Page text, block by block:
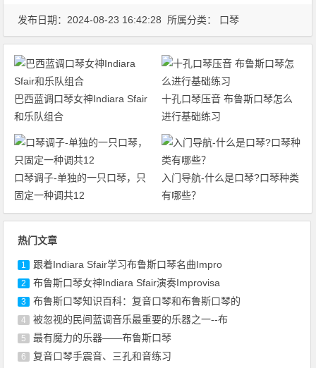
发布日期：2024-08-23 16:42:28 所属分类： 口琴
巴西蓝调口琴女神Indiara Sfair
和乐队组合
十孔口琴压音 布鲁斯口琴怎么
进行基础练习
口琴调子-单独的一只口琴，只
固定一种调共12
入门导航-什么是口琴?口琴种类
有哪些？
热门文章
1 跟着Indiara Sfair学习布鲁斯口琴名曲Impro
2 布鲁斯口琴女神Indiara Sfair演奏Improvisa
3 布鲁斯口琴知识百科：复音口琴和布鲁斯口琴的
4 被忽视的民间蓝调音乐最重要的乐器之一--布
5 最有魔力的乐器——布鲁斯口琴
6 复音口琴手震音、三孔和音练习